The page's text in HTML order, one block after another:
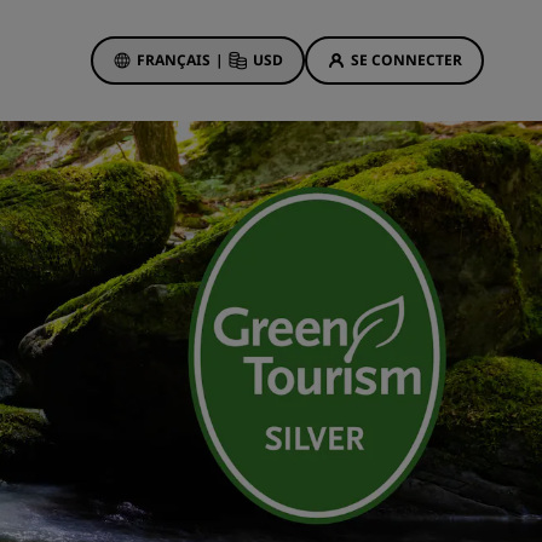
Rewards
FRANÇAIS | USD SE CONNECTER
Offres d'hôtels
Découvrez nos offres
La magie opère dès les premiers
instants
Deals of the Day
Réservez à l’avance
Voir nos forfaits
Idées de voyage
Hôtels adaptés aux familles